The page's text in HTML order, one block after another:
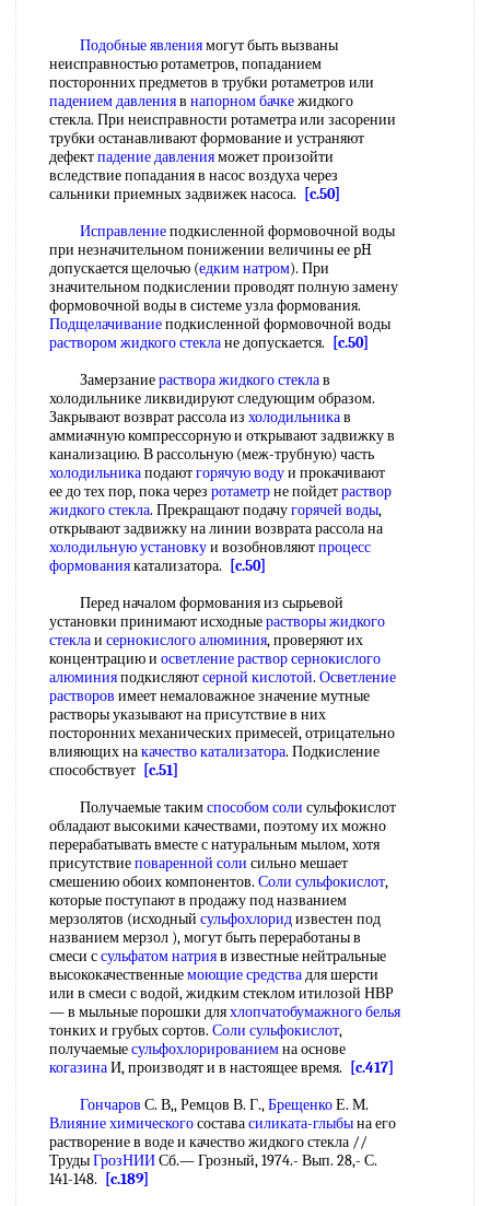
Подобные явлениямогут быть вызваны
неисправностью ротаметров, попаданием
посторонних предметов в трубки ротаметров или
падением давленияв напорном бачкежидкого
стекла. При неисправности ротаметра или засорении
трубки останавливают формование и устраняют
дефектпадение давленияможет произойти
вследствие попадания в насос воздуха через
сальники приемных задвижек насоса.
[c.50]
Исправлениеподкисленной формовочной воды
при незначительном понижении величины ее pH
допускается щелочью (едким натром). При
значительном подкислении проводят полную замену
формовочной воды в системе узла формования.
Подщелачиваниеподкисленной формовочной воды
раствором жидкого стеклане допускается.
[c.50]
Замерзаниераствора жидкого стеклав
холодильнике ликвидируют следующим образом.
Закрывают возврат рассола из холодильникав
аммиачную компрессорную и открывают задвижку в
канализацию. В рассольную (меж-трубную) часть
холодильникаподаютгорячую водуи прокачивают
ее до тех пор, пока через ротаметрне пойдетраствор
жидкого стекла. Прекращают подачугорячей воды,
открывают задвижку на линии возврата рассола на
холодильную установкуи возобновляютпроцесс
формованиякатализатора.
[c.50]
Перед началом формования из сырьевой
установки принимают исходныерастворы жидкого
стеклаи сернокислого алюминия, проверяют их
концентрацию и осветлениераствор сернокислого
алюминияподкисляютсерной кислотой. Осветление
растворов имеет немаловажное значение мутные
растворы указывают на присутствие в них
посторонних механических примесей, отрицательно
влияющих накачество катализатора. Подкисление
способствует [c.51]
Получаемые такимспособом соли сульфокислот
обладают высокими качествами, поэтому их можно
перерабатывать вместе с натуральным мылом, хотя
присутствиеповаренной соли сильно мешает
смешению обоих компонентов. Соли сульфокислот,
которые поступают в продажу под названием
мерзолятов (исходный сульфохлоридизвестен под
названием мерзол ), могут быть переработаны в
смеси ссульфатом натрияв известные нейтральные
высококачественныемоющие средствадля шерсти
или в смеси с водой, жидким стеклом итилозой НВР
— в мыльные порошки дляхлопчатобумажного белья
тонких и грубых сортов. Соли сульфокислот,
получаемыесульфохлорированиемна основе
когазинаИ, производят и в настоящее время.
[c.417]
Гончаров С. В,, Ремцов В. Г.,БрещенкоЕ. М.
Влияние химическогосоставасиликата-глыбына его
растворение в воде и качество жидкого стекла //
ТрудыГрозНИИСб.— Грозный, 1974.- Вып. 28,- С.
141-148.
[c.189]